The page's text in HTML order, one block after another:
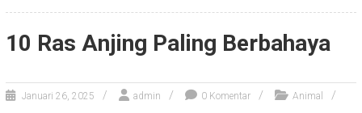
10 Ras Anjing Paling Berbahaya
Januari 26, 2025 admin 0 Komentar Animal